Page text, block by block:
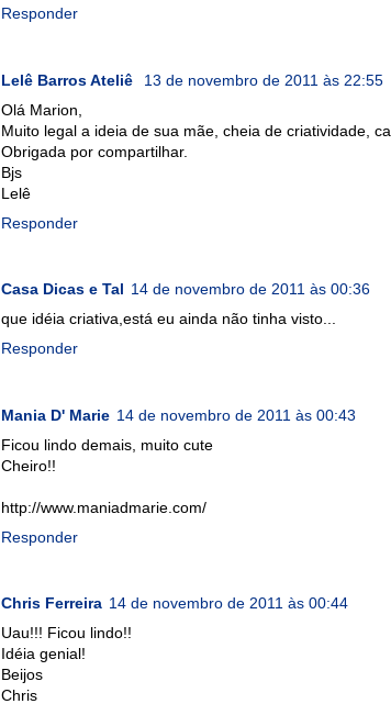
Responder
Lelê Barros Ateliê
13 de novembro de 2011 às 22:55
Olá Marion,
Muito legal a ideia de sua mãe, cheia de criatividade,
Obrigada por compartilhar.
Bjs
Lelê
Responder
Casa Dicas e Tal 14 de novembro de 2011 às 00:36
que idéia criativa,está eu ainda não tinha visto...
Responder
Mania D' Marie 14 de novembro de 2011 às 00:43
Ficou lindo demais, muito cute
Cheiro!!
http://www.maniadmarie.com/
Responder
Chris Ferreira 14 de novembro de 2011 às 00:44
Uau!!! Ficou lindo!!
Idéia genial!
Beijos
Chris